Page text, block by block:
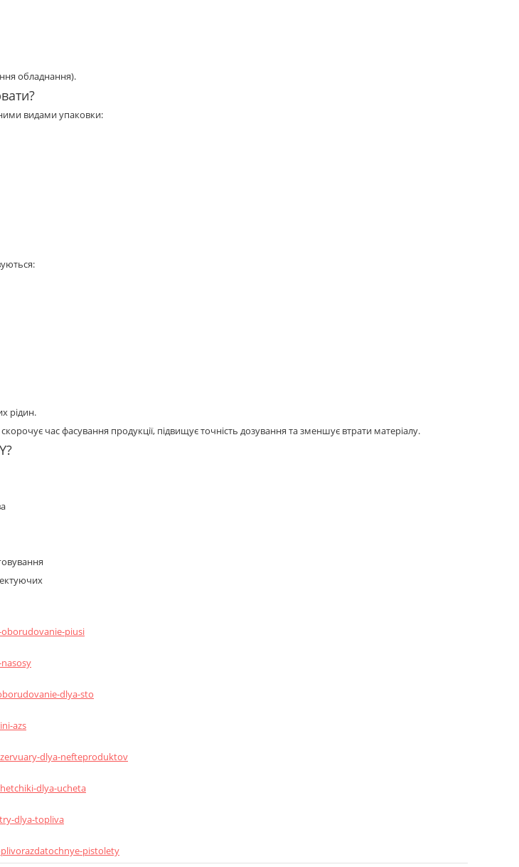
обладнання).
видами упаковки:
рідин.
час фасування продукції, підвищує точність дозування та зменшує втрати матеріалу.
piusi
dlya-sto
azs
dlya-nefteproduktov
dlya-ucheta
dlya-topliva
pistolety